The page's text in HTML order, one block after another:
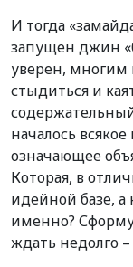
И тогда
запущен джин
уверен, многим
стыдиться и
началось
означающее
Которая, в
идейной базе, а
именно?
ждать недолго